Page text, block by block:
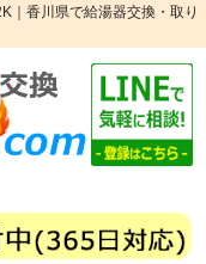
｜香川県で給湯器交換・取り